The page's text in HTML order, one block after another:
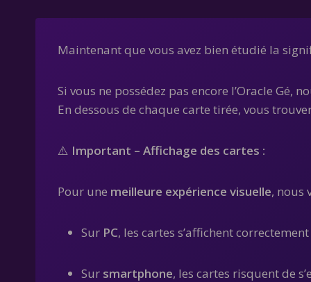
Maintenant que vous avez bien étudié la
Si vous ne possédez pas encore l’Oracle Gé,
En dessous de chaque carte tirée, vous
⚠️ Important – Affichage des cartes :
Pour une meilleure expérience visuelle, nous
Sur PC, les cartes s’affichent correctement
Sur smartphone, les cartes risquent de